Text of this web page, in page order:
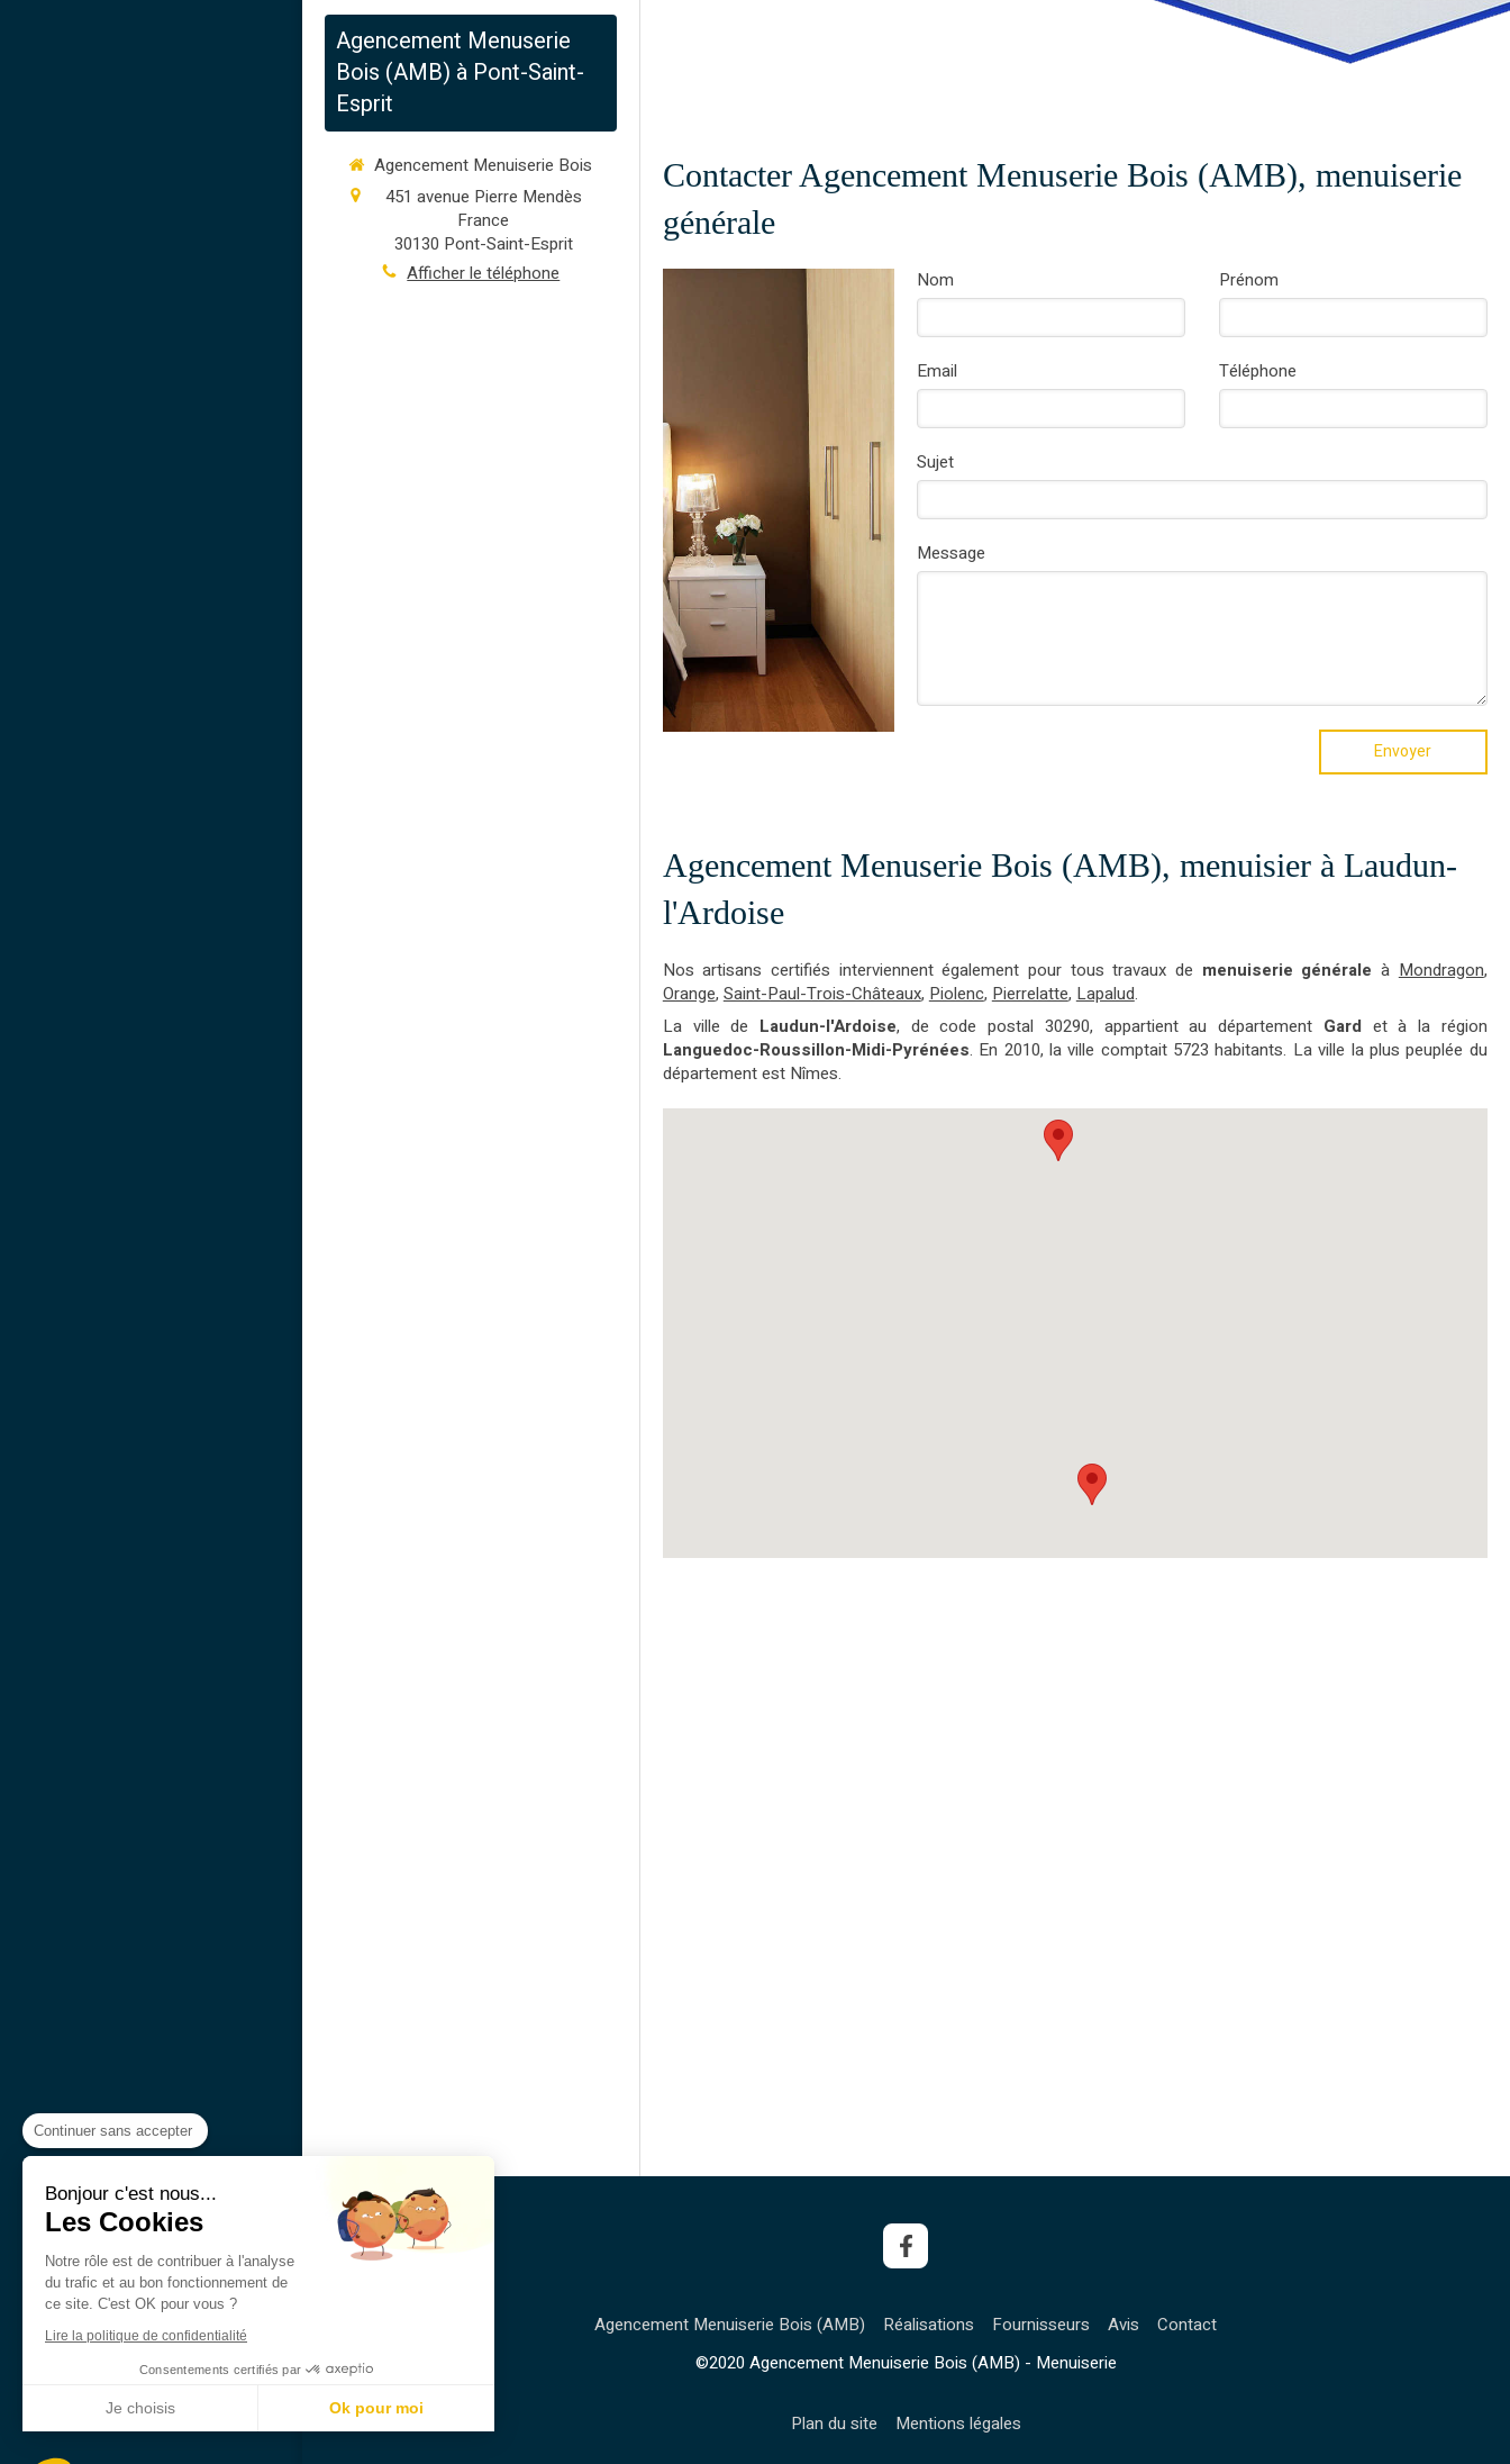
Contacter Agencement Menuserie Bois (AMB), menuiserie
générale
Nom Prénom
Email Téléphone
Sujet
Message
Envoyer
Agencement Menuserie Bois (AMB), menuisier à Laudun-
l'Ardoise
Nos artisans certifiés interviennent également pour tous travaux de menuiserie générale à Mondragon,
Orange, Saint-Paul-Trois-Châteaux, Piolenc, Pierrelatte, Lapalud.
La ville de Laudun-l'Ardoise, de code postal 30290, appartient au département Gardet à la région
Languedoc-Roussillon-Midi-Pyrénées. En 2010, la ville comptait 5723 habitants. La ville la plus peuplée du
département est Nîmes.
Agencement Menuserie
Bois (AMB) à Pont-Saint-
Esprit
Agencement Menuiserie Bois
451 avenue Pierre Mendès
France
30130 Pont-Saint-Esprit
Afficher le téléphone
Agencement Menuiserie Bois (AMB) Réalisations Fournisseurs Avis
Contact
©2020 Agencement Menuiserie Bois (AMB) - Menuiserie
Plan du site Mentions légales
Continuer sans accepter
Bonjour c'est nous...
Les Cookies
Notre rôle est de contribuer à l'analyse
du trafic et au bon fonctionnement de
ce site. C'est OK pour vous ?
Lire la politique de confidentialité
Consentements certifiés par
Je choisis Ok pour moi
Notre plateforme vous permet d'adapter et de gérer vos paramètres de confidentialité, en garantissant la conformité avec les réglementations. Personnalisez vos préférences pour contrôler la manière dont vos informations sont manipulées.